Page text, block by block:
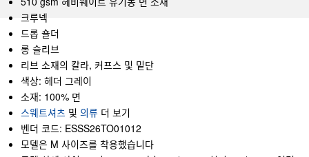
크루넥
드롭 숄더
롱 슬리브
리브 소재의 칼라, 커프스 및 밑단
색상: 헤더 그레이
소재: 100% 면
스웨트셔츠 및 의류 더 보기
벤더 코드: ESSS26TO01012
모델은 M 사이즈를 착용했습니다